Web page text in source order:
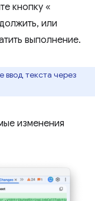
кнопку «
или
выполнение.
ввод текста через
изменения